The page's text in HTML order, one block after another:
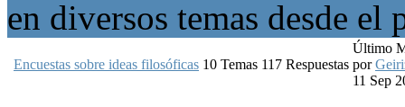
en diversos temas desde
Encuestas sobre ideas filosóficas 10 Temas 117 Respuestas
Último
por
11 Sep